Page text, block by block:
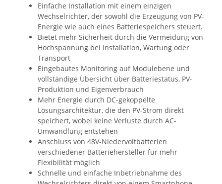
Einfache Installation mit einem einzigen
Wechselrichter, der sowohl die Erzeugung von PV-
Energie wie auch eines Batteriespeichers steuert.
Bietet mehr Sicherheit durch die Vermeidung von
Hochspannung bei Installation, Wartung oder
Transport
Eingebautes Monitoring auf Modulebene und
vollständige Übersicht über Batteriestatus, PV-
Produktion und Eigenverbrauch
Mehr Energie durch DC-gekoppelte
Lösungsarchitektur, die den PV-Strom direkt
speichert, wobei keine Verluste durch AC-
Umwandlung entstehen
Anschluss von 48V-Niedervoltbatterien
verschiedener Batteriehersteller für mehr
Flexibilität möglich
Schnelle und einfache Inbetriebnahme des